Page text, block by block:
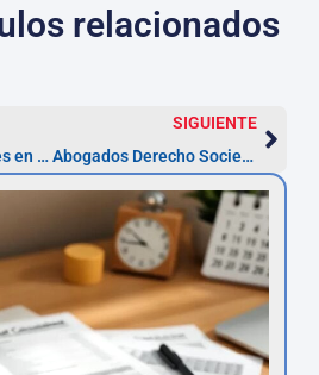
relacionados
Abogados Procesales en Cantabria | Asesor.Legal
SIGUIENTE
Abogados Derecho Societario en Cantabria